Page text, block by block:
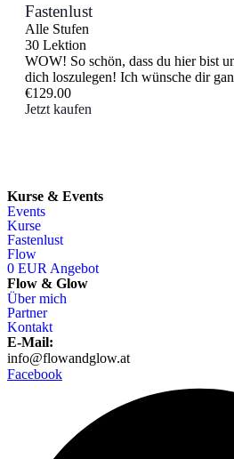
Fastenlust
Alle Stufen
30 Lektion
WOW! So schön, dass du hier bist
dich loszulegen! Ich wünsche dir
€129.00
Jetzt kaufen
Kurse & Events
Events
Kurse
Fastenlust
Flow
0 EUR Angebot
Flow & Glow
Über mich
Partner
Kontakt
E-Mail:
info@flowandglow.at
Facebook